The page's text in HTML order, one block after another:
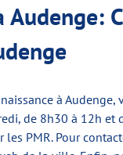
à
de 8h30 à 12h
PMR. Pour